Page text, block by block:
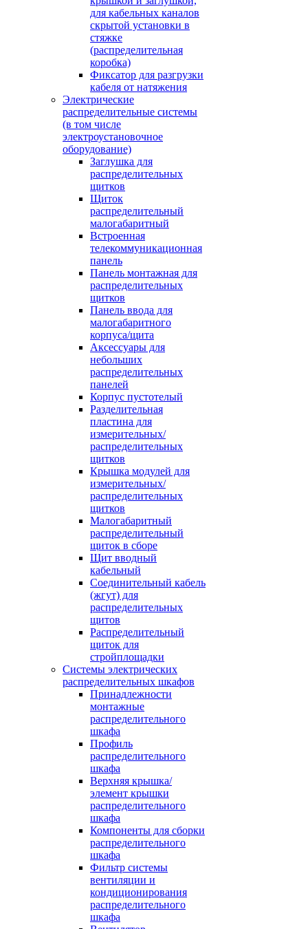
для кабельных каналов
скрытой установки в
стяжке
(распределительная
коробка)
Фиксатор для разгрузки
кабеля от натяжения
Электрические
распределительные системы
(в том числе
электроустановочное
оборудование)
Заглушка для
распределительных
щитков
Щиток
распределительный
малогабаритный
Встроенная
телекоммуникационная
панель
Панель монтажная для
распределительных
щитков
Панель ввода для
малогабаритного
корпуса/щита
Аксессуары для
небольших
распределительных
панелей
Корпус пустотелый
Разделительная
пластина для
измерительных/
распределительных
щитков
Крышка модулей для
измерительных/
распределительных
щитков
Малогабаритный
распределительный
щиток в сборе
Щит вводный
кабельный
Соединительный кабель
(жгут) для
распределительных
щитов
Распределительный
щиток для
стройплощадки
Системы электрических
распределительных шкафов
Принадлежности
монтажные
распределительного
шкафа
Профиль
распределительного
шкафа
Верхняя крышка/
элемент крышки
распределительного
шкафа
Компоненты для сборки
распределительного
шкафа
Фильтр системы
вентиляции и
кондиционирования
распределительного
шкафа